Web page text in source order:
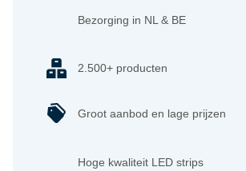
Bezorging in NL & BE
2.500+ producten
Groot aanbod en lage prijzen
Hoge kwaliteit LED strips